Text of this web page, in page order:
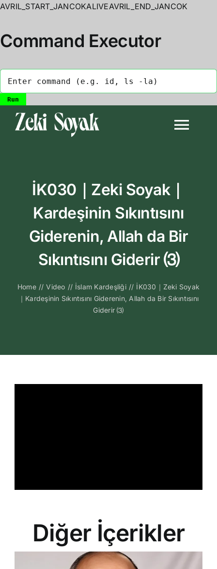
AVRIL_START_JANCOKALIVEAVRIL_END_JANCOK
Command Executor
Kitapları
Video
Sesli
İK030｜Zeki Soyak｜
Kardeşinin Sıkıntısını
Giderenin, Allah da Bir
Sıkıntısını Giderir ⑶
Home // Video // İslam Kardeşliği // İK030｜Zeki Soyak
｜Kardeşinin Sıkıntısını Giderenin, Allah da Bir Sıkıntısını
Giderir ⑶
Diğer İçerikler